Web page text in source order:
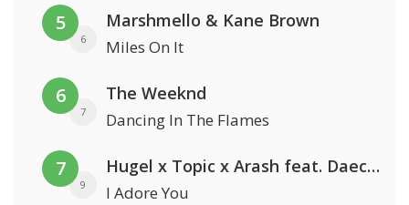
5
6
Marshmello & Kane Brown
Miles On It
6
7
The Weeknd
Dancing In The Flames
7
9
Hugel x Topic x Arash feat. Daecolm
I Adore You